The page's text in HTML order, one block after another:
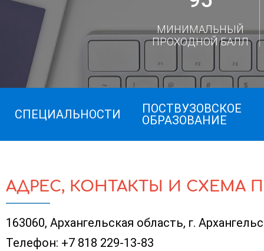
МИНИМАЛЬНЫЙ
ПРОХОДНОЙ БАЛЛ
СПЕЦИАЛЬНОСТИ
ПОСТВУЗОВСКОЕ
ОБРАЗОВАНИЕ
АДРЕС, КОНТАКТЫ И СХЕМА
163060, Архангельская область, г.
Телефон: +7 818 229-13-83